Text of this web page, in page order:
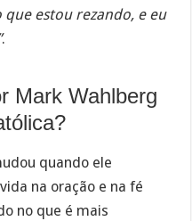
que estou rezando, e eu
.
Mark Wahlberg
quando ele
na oração e na fé
no que é mais